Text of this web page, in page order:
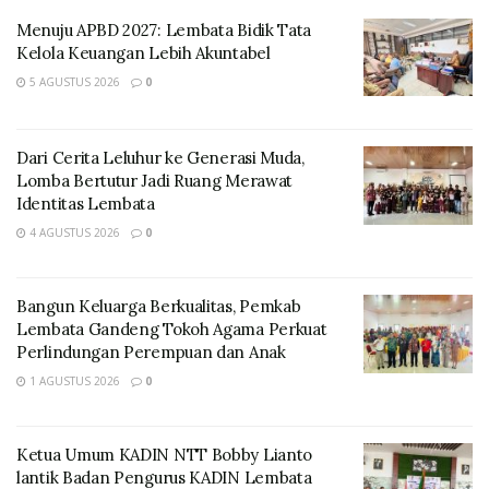
NTT terhadap berbagai proyek strategis PLN di
wilayah Nusa Tenggara Timur.
“Berbagai tantangan tentu kami hadapi di lapangan,
baik dari aspek sosial, pertanahan, maupun koordinasi
kami sangat membutuhkan pendampingan Kejati NTT
agar seluruh proses pembangunan berjalan sesuai
Menuju APBD 2027: Lembata Bidik Tata
Kelola Keuangan Lebih Akuntabel
5 AGUSTUS 2026 0
Dari Cerita Leluhur ke Generasi Muda,
Lomba Bertutur Jadi Ruang Merawat
Identitas Lembata
4 AGUSTUS 2026 0
Bangun Keluarga Berkualitas, Pemkab
Lembata Gandeng Tokoh Agama Perkuat
Perlindungan Perempuan dan Anak
1 AGUSTUS 2026 0
Ketua Umum KADIN NTT Bobby Lianto
lantik Badan Pengurus KADIN Lembata